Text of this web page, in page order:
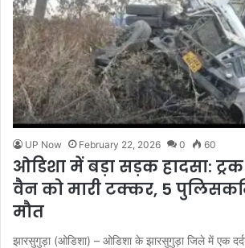
UP Now February 22, 2026 0 60
ओडिशा में बड़ा सड़क हादसा:
वैन को मारी टक्कर, 5
मौत
झारसुगुड़ा (ओडिशा) – ओडिशा के झारसुगुड़ा जिले में एक